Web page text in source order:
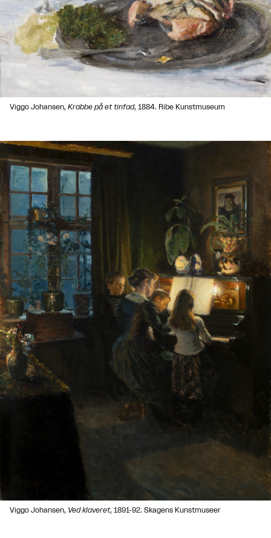
Viggo Johansen, Krabbe på et tinfad, 1884. Ribe Kunstmuseum
Viggo Johansen, Ved klaveret, 1891-92. Skagens Kunstmuseer